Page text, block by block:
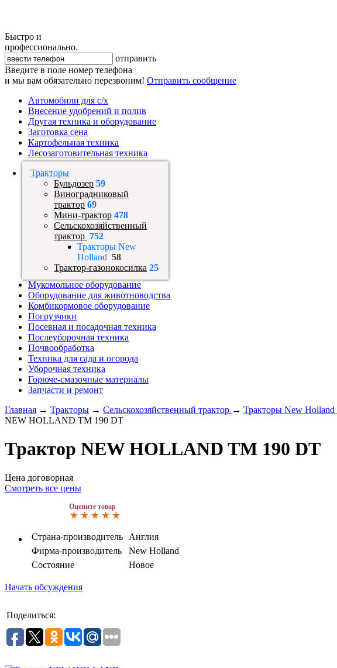
Быстро и
профессионально.
отправить
Введите в поле номер телефона
и мы вам обязательно перезвоним! Отправить сообщение
Автомобили для с/х
Внесение удобрений и полив
Другая техника и оборудование
Заготовка сена
Картофельная техника
Лесозаготовительная техника
Тракторы
Бульдозер 59
Виноградниковый
трактор 69
Мини-трактор 478
Сельскохозяйственный
трактор 752
Тракторы New
Holland 58
Трактор-газонокосилка 25
Мукомольное оборудование
Оборудование для животноводства
Комбикормовое оборудование
Погрузчики
Посевная и посадочная техника
Послеуборочная техника
Почвообработка
Техника для сада и огорода
Уборочная техника
Горюче-смазочные материалы
Запчасти и ремонт
Главная → Тракторы → Сельскохозяйственный трактор → Тракторы New Holland
NEW HOLLAND TM 190 DT
Трактор NEW HOLLAND TM 190 DT
Цена договорная
Смотреть все цены
Оцените товар
Страна-производитель
Англия
Фирма-производитель
New Holland
Состояние
Новое
Начать обсуждения
Поделиться: